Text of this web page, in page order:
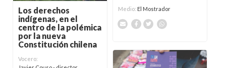
Medio: El Mostrador
Los derechos
indígenas, en el
centro de la polémica
por la nueva
Constitución chilena
Vocero: